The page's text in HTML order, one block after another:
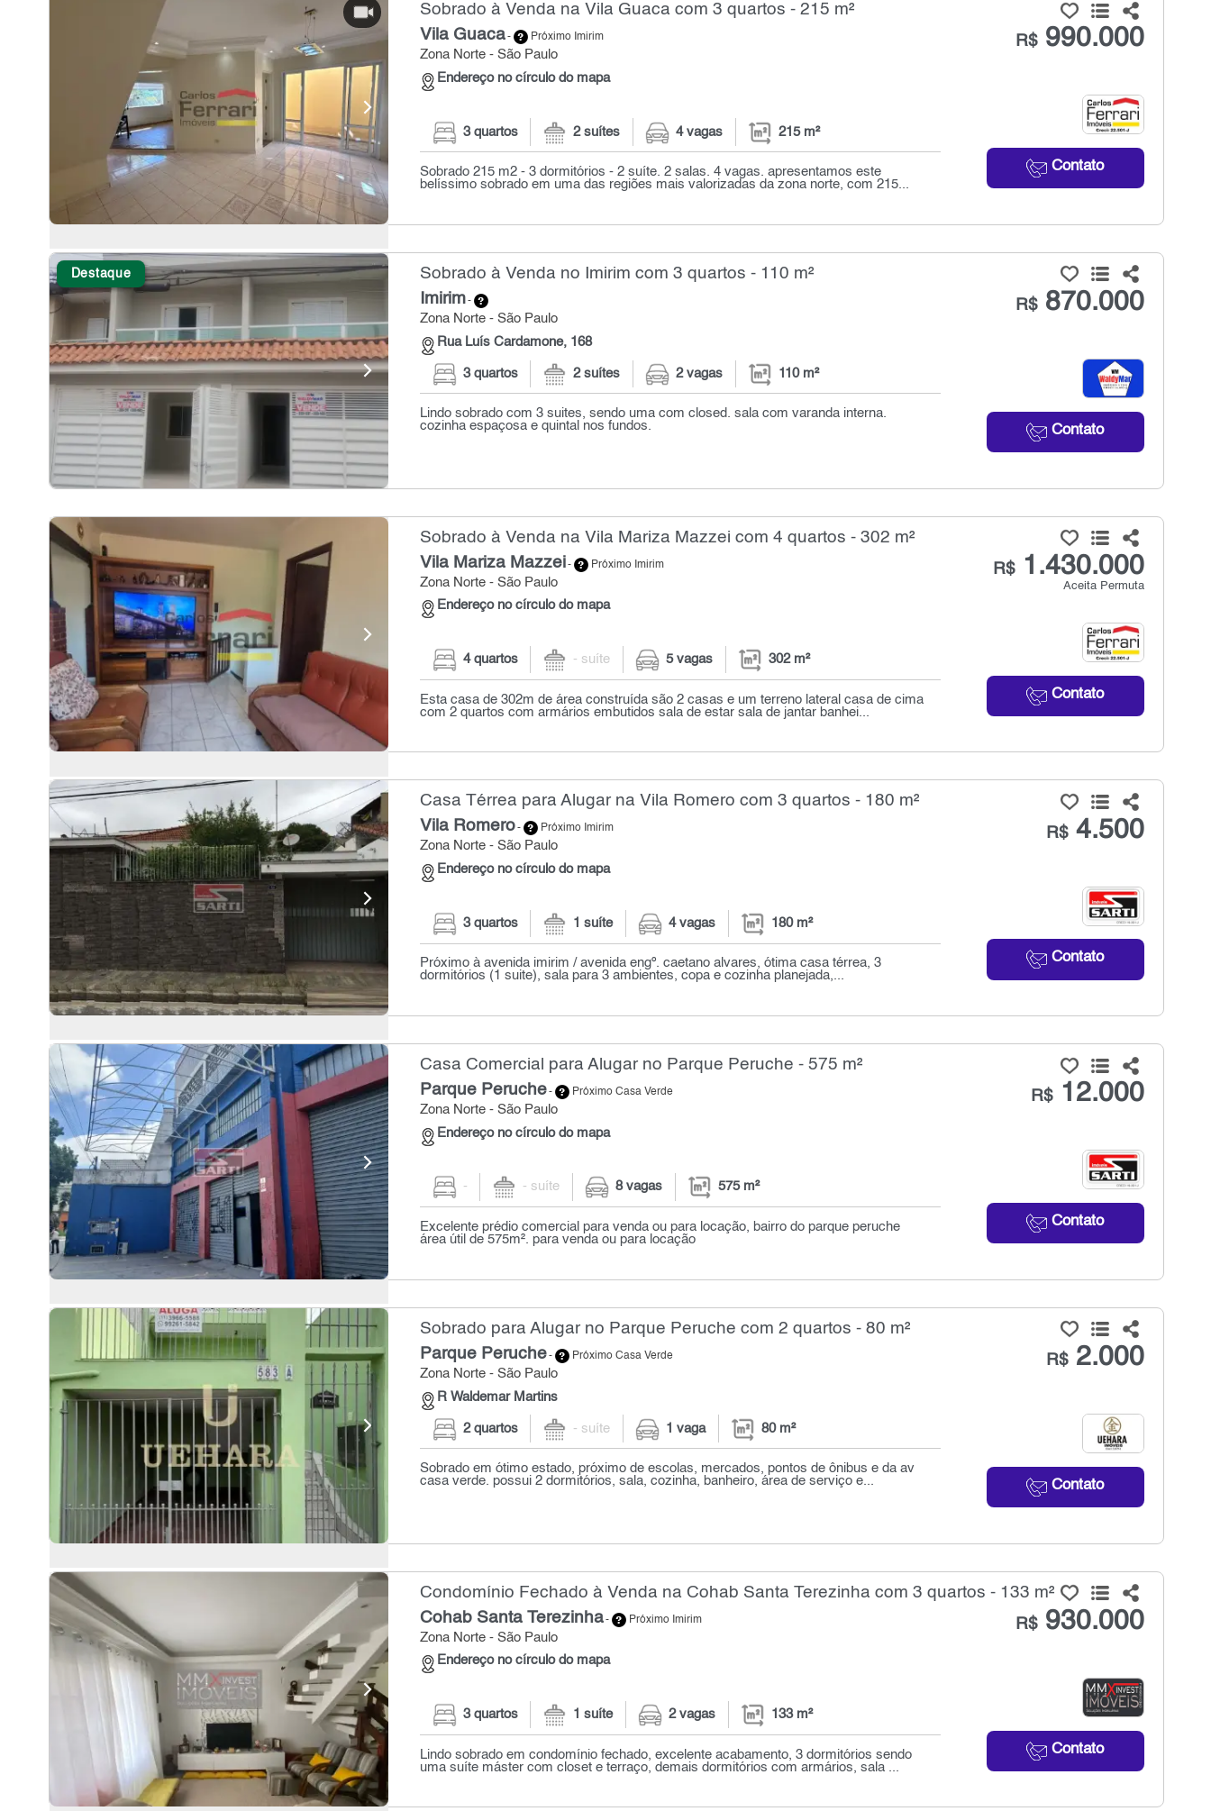
Sobrado à Venda na Vila Guaca com 3 quartos - 215 m²
Vila Guaca- Próximo Imirim
Zona Norte - São Paulo
Endereço no círculo do mapa
R$990.000
Contato
3 quartos 2 suítes 4 vagas 215 m²
Sobrado 215 m2 - 3 dormitórios - 2 suíte. 2 salas. 4 vagas. apresentamos este
belíssimo sobrado em uma das regiões mais valorizadas da zona norte, com 215...
Destaque Sobrado à Venda no Imirim com 3 quartos - 110 m²
Imirim-
Zona Norte - São Paulo
Rua Luís Cardamone, 168
R$870.000
Contato
3 quartos 2 suítes 2 vagas 110 m²
Lindo sobrado com 3 suites, sendo uma com closed. sala com varanda interna.
cozinha espaçosa e quintal nos fundos.
Sobrado à Venda na Vila Mariza Mazzei com 4 quartos - 302 m²
Vila Mariza Mazzei- Próximo Imirim
Zona Norte - São Paulo
Endereço no círculo do mapa
R$1.430.000
Aceita Permuta
Contato
4 quartos - suíte 5 vagas 302 m²
Esta casa de 302m de área construída são 2 casas e um terreno lateral casa de cima
com 2 quartos com armários embutidos sala de estar sala de jantar banhei...
Casa Térrea para Alugar na Vila Romero com 3 quartos - 180 m²
Vila Romero- Próximo Imirim
Zona Norte - São Paulo
Endereço no círculo do mapa
R$4.500
Contato
3 quartos 1 suíte 4 vagas 180 m²
Próximo à avenida imirim / avenida engº. caetano alvares, ótima casa térrea, 3
dormitórios (1 suite), sala para 3 ambientes, copa e cozinha planejada,...
Casa Comercial para Alugar no Parque Peruche - 575 m²
Parque Peruche- Próximo Casa Verde
Zona Norte - São Paulo
Endereço no círculo do mapa
R$12.000
Contato
- - suíte 8 vagas 575 m²
Excelente prédio comercial para venda ou para locação, bairro do parque peruche
área útil de 575m². para venda ou para locação
Sobrado para Alugar no Parque Peruche com 2 quartos - 80 m²
Parque Peruche- Próximo Casa Verde
Zona Norte - São Paulo
R Waldemar Martins
R$2.000
Contato
2 quartos - suíte 1 vaga 80 m²
Sobrado em ótimo estado, próximo de escolas, mercados, pontos de ônibus e da av
casa verde. possui 2 dormitórios, sala, cozinha, banheiro, área de serviço e...
Condomínio Fechado à Venda na Cohab Santa Terezinha com 3 quartos - 133 m²
Cohab Santa Terezinha- Próximo Imirim
Zona Norte - São Paulo
Endereço no círculo do mapa
R$930.000
Contato
3 quartos 1 suíte 2 vagas 133 m²
Lindo sobrado em condomínio fechado, excelente acabamento, 3 dormitórios sendo
uma suíte máster com closet e terraço, demais dormitórios com armários, sala ...